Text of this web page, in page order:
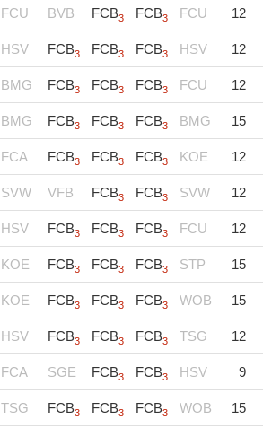
FCU BVB FCB3 FCB3 FCU 12
HSV FCB3 FCB3 FCB3 HSV 12
BMG FCB3 FCB3 FCB3 FCU 12
BMG FCB3 FCB3 FCB3 BMG 15
FCA FCB3 FCB3 FCB3 KOE 12
SVW VFB FCB3 FCB3 SVW 12
HSV FCB3 FCB3 FCB3 FCU 12
KOE FCB3 FCB3 FCB3 STP 15
KOE FCB3 FCB3 FCB3 WOB 15
HSV FCB3 FCB3 FCB3 TSG 12
FCA SGE FCB3 FCB3 HSV 9
TSG FCB3 FCB3 FCB3 WOB 15